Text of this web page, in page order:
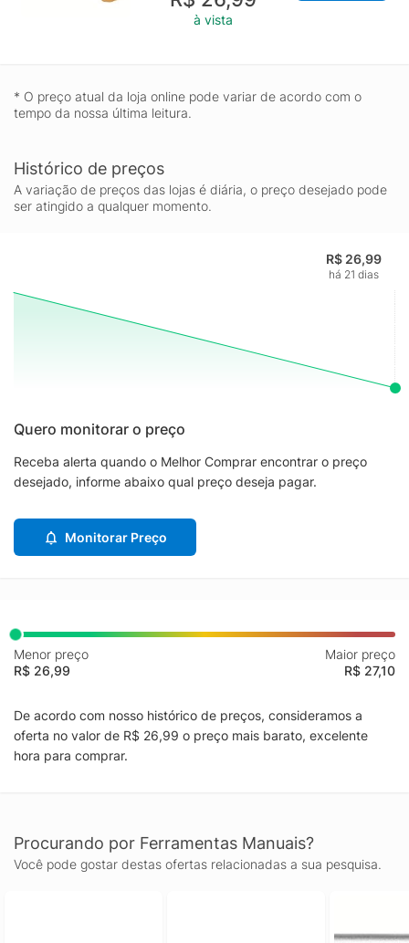
calibrados&certificados; - As hastes das chaves de fenda são
à vista
* O preço atual da loja online pode variar de acordo com o
tempo da nossa última leitura.
Histórico de preços
A variação de preços das lojas é diária, o preço desejado pode
ser atingido a qualquer momento.
R$ 26,99
há 21 dias
Quero monitorar o preço
Receba alerta quando o Melhor Comprar encontrar o preço
desejado, informe abaixo qual preço deseja pagar.
Monitorar Preço
Menor preço
R$ 26,99
Maior preço
R$ 27,10
De acordo com nosso histórico de preços, consideramos a
oferta no valor de R$ 26,99 o preço mais barato, excelente
hora para comprar.
Procurando por Ferramentas Manuais?
Você pode gostar destas ofertas relacionadas a sua pesquisa.